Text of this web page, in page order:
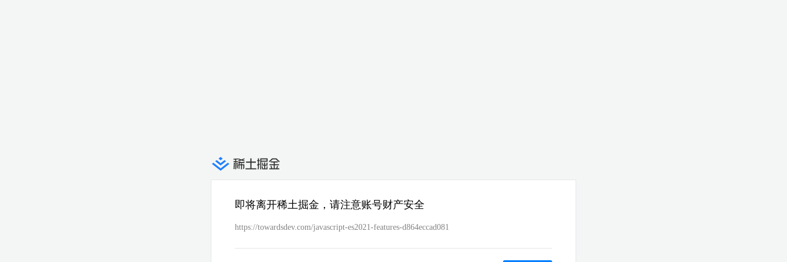
即将离开稀土掘金，请注意账号财产安全
https://towardsdev.com/javascript-es2021-features-d864eccad081